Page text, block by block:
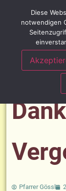
Pfarrer Gössl
Diese
notwendigen